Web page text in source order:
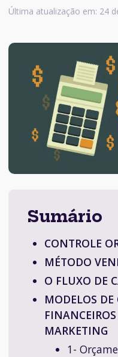
Última atualização em: 24
Sumário
CONTROLE
MÉTODO
O FLUXO DE
MODELOS
MARKETING
1-